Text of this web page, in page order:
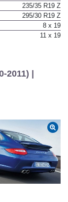
235/35 R19 Z
295/30 R19 Z
8 x 19
11 x 19
2011) |